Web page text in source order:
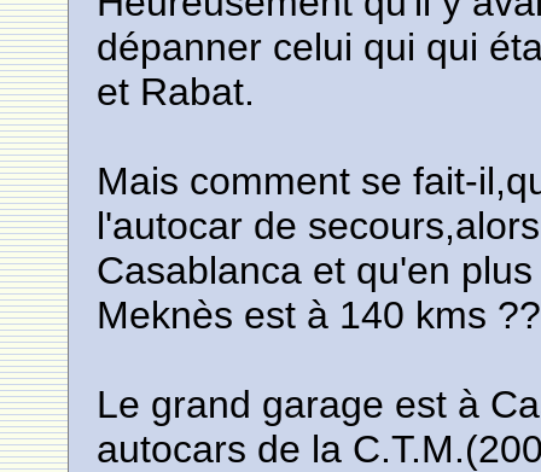
dépanner celui qui qui
et Rabat.
Mais comment se fait-
l'autocar de
Casablanca et qu'en
Meknès est à 140 kms
Le grand garage est à
autocars de la